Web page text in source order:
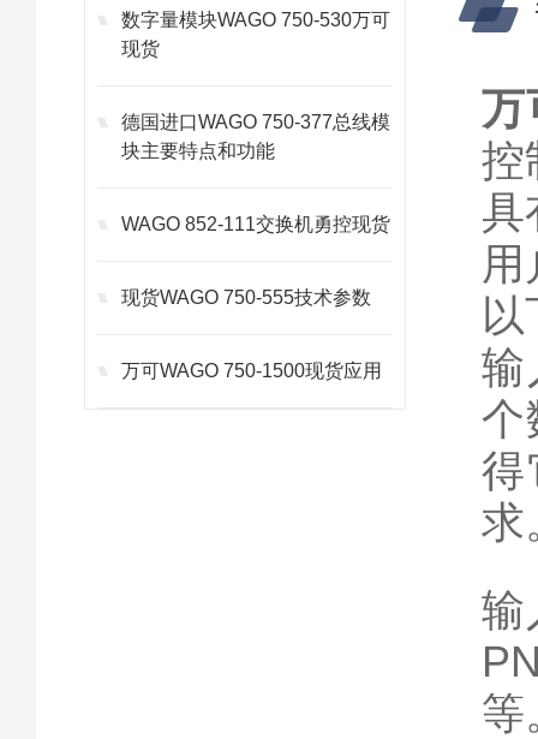
数字量模块WAGO 750-530万可
现货
德国进口WAGO 750-377总线模
块主要特点和功能
WAGO 852-111交换机勇控现货
现货WAGO 750-555技术参数
万可WAGO 750-1500现货应用
万
控
具
输
个
得
求
输
等